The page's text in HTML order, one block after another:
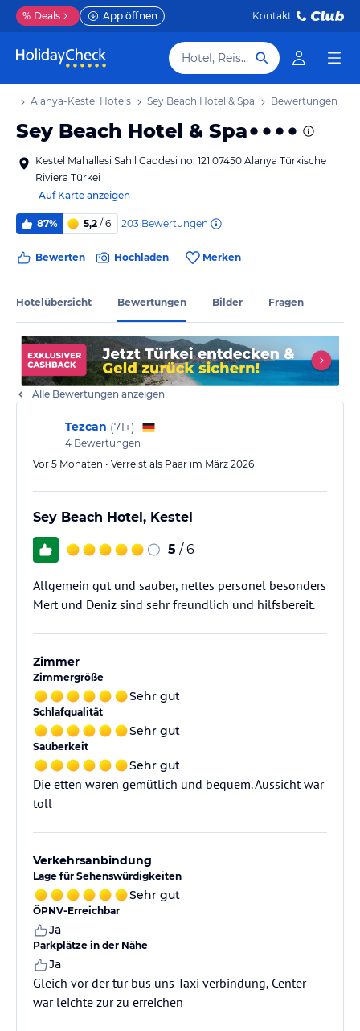
% Deals App öffnen Kontakt
Hotel, Reiseziel
Alanya-Kestel Hotels Sey Beach Hotel & Spa Bewertungen
Sey Beach Hotel & Spa
Kestel Mahallesi Sahil Caddesi no: 121 07450 Alanya Türkische
Riviera Türkei
Auf Karte anzeigen
87% 5,2 / 6 203 Bewertungen
Bewerten Hochladen Merken
Hotelübersicht Bewertungen Bilder Fragen
Alle Bewertungen anzeigen
Tezcan (71+)
4 Bewertungen
Vor 5 Monaten • Verreist als Paar im März 2026
Sey Beach Hotel, Kestel
5 / 6
Allgemein gut und sauber, nettes personel besonders
Mert und Deniz sind sehr freundlich und hilfsbereit.
Zimmer
Zimmergröße
Sehr gut
Schlafqualität
Sehr gut
Sauberkeit
Sehr gut
Die etten waren gemütlich und bequem. Aussicht war
toll
Verkehrsanbindung
Lage für Sehenswürdigkeiten
Sehr gut
ÖPNV-Erreichbar
Ja
Parkplätze in der Nähe
Ja
Gleich vor der tür bus uns Taxi verbindung, Center
war leichte zur zu erreichen